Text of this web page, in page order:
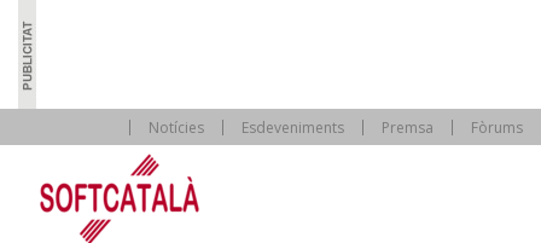
Notícies Esdeveniments Premsa Fòrums